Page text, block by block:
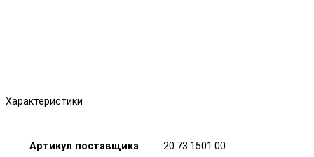
Характеристики
Артикул поставщика
20.73.1501.00